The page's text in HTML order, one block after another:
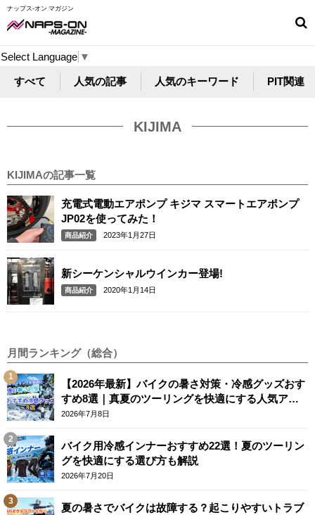
ナップス-オン マガジン
Select Language ▼
すべて 人気の記事 人気のキーワード PIT関連
KIJIMA
KIJIMAの記事一覧
充電式電動エアポンプ キジマ スマートエアポンプ
JP02を使ってみた！
商品紹介 2023年1月27日
新シーケンシャルウインカー登場!
商品紹介 2020年1月14日
月間ランキング（総合）
【2026年最新】バイクの暑さ対策・冷感グッズおす
すめ8選｜真夏のツーリングを快適にする人気アイ
テム
2026年7月8日
バイク用冷感インナーおすすめ22選！夏のツーリン
グを快適にする選び方も解説
2026年7月20日
夏の暑さでバイクは故障する？起こりやすいトラブ